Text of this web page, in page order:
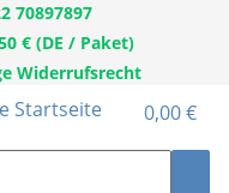
70897897
€ (DE / Paket)
Widerrufsrecht
0,00 €